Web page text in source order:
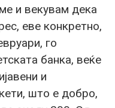
и векувам дека
еве конкретно,
го
банка, веќе
и
што е добро,